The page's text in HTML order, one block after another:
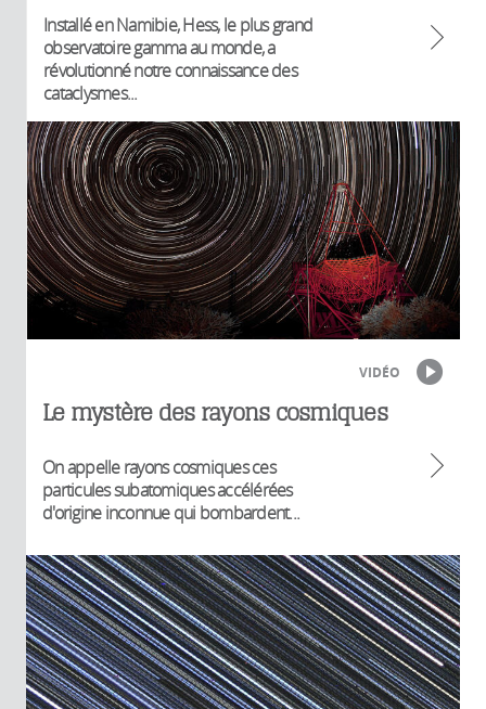
Installé en Namibie, Hess, le plus grand
observatoire gamma au monde, a
révolutionné notre connaissance des
cataclysmes...
VIDÉO
Le mystère des rayons cosmiques
On appelle rayons cosmiques ces
particules subatomiques accélérées
d'origine inconnue qui bombardent...